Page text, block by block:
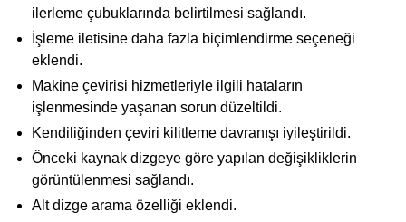
ilerleme çubuklarında belirtilmesi sağlandı.
İşleme iletisine daha fazla biçimlendirme seçeneği
eklendi.
Makine çevirisi hizmetleriyle ilgili hataların
işlenmesinde yaşanan sorun düzeltildi.
Kendiliğinden çeviri kilitleme davranışı iyileştirildi.
Önceki kaynak dizgeye göre yapılan değişikliklerin
görüntülenmesi sağlandı.
Alt dizge arama özelliği eklendi.